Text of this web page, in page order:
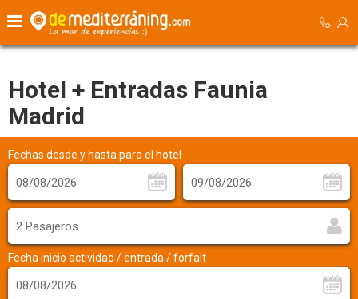
Hotel + Entradas Faunia
Madrid
Fechas desde y hasta para el hotel
2 Pasajeros
Fecha inicio actividad / entrada / forfait